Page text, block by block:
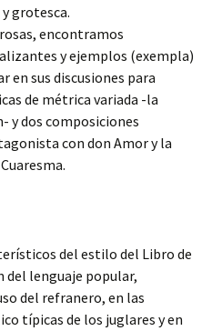
grotesca.
encontramos
y ejemplos (exempla)
en sus discusiones para
de métrica variada -la
y dos composiciones
con don Amor y la
del estilo del Libro de
del lenguaje popular,
del refranero, en las
típicas de los juglares y en